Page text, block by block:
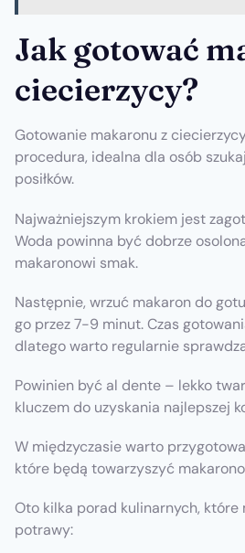
Jak gotować
ciecierzycy?
Gotowanie makaronu z
procedura, idealna dla osób
posiłków.
Najważniejszym krokiem jest
Woda powinna być dobrze
makaronowi smak.
Następnie, wrzuć makaron do
go przez 7-9 minut. Czas
dlatego warto regularnie
Powinien być al dente – lekko
kluczem do uzyskania najlepszej
W międzyczasie warto
które będą towarzyszyć
Oto kilka porad kulinarnych, które
potrawy: